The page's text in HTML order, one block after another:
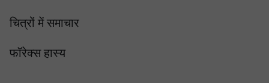
चित्रों में समाचार
फॉरेक्स हास्य